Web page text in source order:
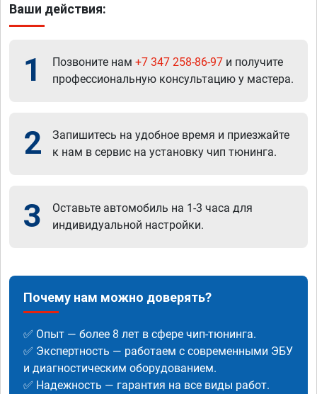
Ваши действия:
1 Позвоните нам +7 347 258-86-97 и получите
профессиональную консультацию у мастера.
2
Запишитесь на удобное время и приезжайте
к нам в сервис на установку чип тюнинга.
3
Оставьте автомобиль на 1-3 часа для
индивидуальной настройки.
Почему нам можно доверять?
✅ Опыт — более 8 лет в сфере чип-тюнинга.
✅ Экспертность — работаем с современными ЭБУ
и диагностическим оборудованием.
✅ Надежность — гарантия на все виды работ.